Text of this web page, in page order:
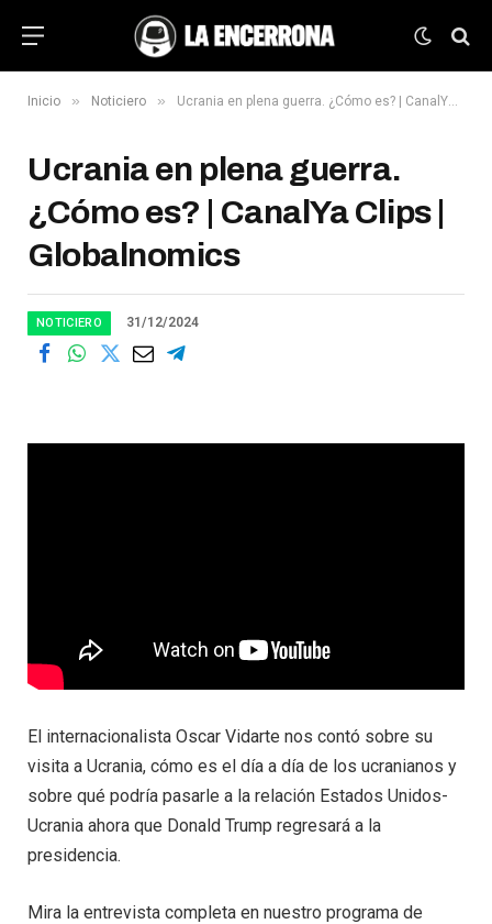
Inicio » Noticiero » Ucrania en plena guerra. ¿Cómo es? | CanalYa Clips | Globalnomics
Ucrania en plena guerra.
¿Cómo es? | CanalYa Clips |
Globalnomics
NOTICIERO 31/12/2024
El internacionalista Oscar Vidarte nos contó sobre su
visita a Ucrania, cómo es el día a día de los ucranianos y
sobre qué podría pasarle a la relación Estados Unidos-
Ucrania ahora que Donald Trump regresará a la
presidencia.
Mira la entrevista completa en nuestro programa de